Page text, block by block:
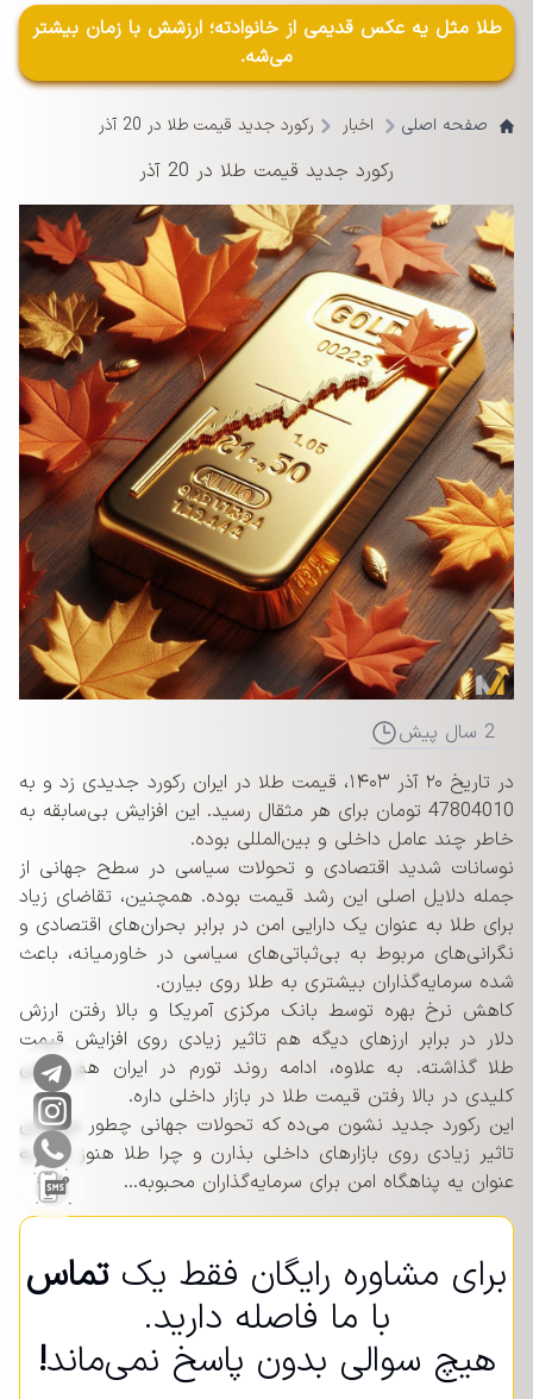
طلا مثل یه عکس قدیمی از خانوادته؛ ارزشش با زمان بیشتر
می‌شه.
صفحه اصلی اخبار رکورد جدید قیمت طلا در 20 آذر
رکورد جدید قیمت طلا در 20 آذر
2 سال پیش
در تاریخ ۲۰ آذر ۱۴۰۳، قیمت طلا در ایران رکورد جدیدی زد و به
47804010 تومان برای هر مثقال رسید. این افزایش بی‌سابقه به
خاطر چند عامل داخلی و بین‌المللی بوده.
نوسانات شدید اقتصادی و تحولات سیاسی در سطح جهانی از
جمله دلایل اصلی این رشد قیمت بوده. همچنین، تقاضای زیاد
برای طلا به عنوان یک دارایی امن در برابر بحران‌های اقتصادی و
نگرانی‌های مربوط به بی‌ثباتی‌های سیاسی در خاورمیانه، باعث
شده سرمایه‌گذاران بیشتری به طلا روی بیارن.
کاهش نرخ بهره توسط بانک مرکزی آمریکا و بالا رفتن ارزش
دلار در برابر ارزهای دیگه هم تاثیر زیادی روی افزایش قیمت
طلا گذاشته. به علاوه، ادامه روند تورم در ایران هم نقشی
کلیدی در بالا رفتن قیمت طلا در بازار داخلی داره.
این رکورد جدید نشون می‌ده که تحولات جهانی چطور می‌تونن
تاثیر زیادی روی بازارهای داخلی بذارن و چرا طلا هنوز هم به
عنوان یه پناهگاه امن برای سرمایه‌گذاران محبوبه...
برای مشاوره رایگان فقط یکتماس
با ما فاصله دارید.
هیچ سوالی بدون پاسخ نمی‌ماند!